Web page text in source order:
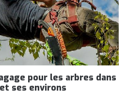
pour les arbres dans
ses environs